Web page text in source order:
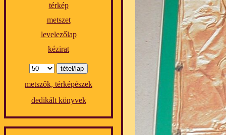
térkép
metszet
levelezőlap
kézirat
metszők, térképészek
dedikált könyvek